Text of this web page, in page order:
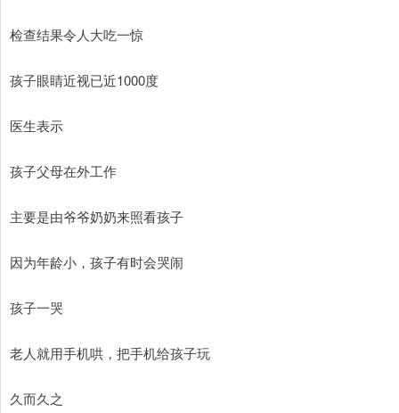
检查结果令人大吃一惊
孩子眼睛近视已近1000度
医生表示
孩子父母在外工作
主要是由爷爷奶奶来照看孩子
因为年龄小，孩子有时会哭闹
孩子一哭
老人就用手机哄，把手机给孩子玩
久而久之